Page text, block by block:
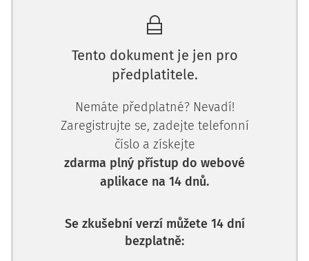
Tento dokument je jen pro
předplatitele.
Nemáte předplatné? Nevadí!
Zaregistrujte se, zadejte telefonní
číslo a získejte
zdarma plný přístup do webové
aplikace na 14 dnů.
Se zkušební verzí můžete 14 dní
bezplatně: